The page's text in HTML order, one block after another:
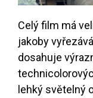
Celý film má
jakoby
dosahuje
lehký světelný